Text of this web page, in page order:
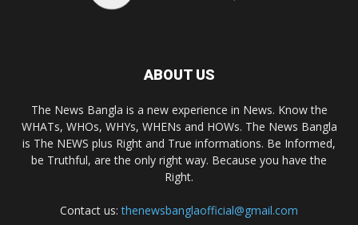
ABOUT US
The News Bangla is a new experience in News. Know the
WHATs, WHOs, WHYs, WHENs and HOWs. The News Bangla
is The NEWS plus Right and True informations. Be Informed,
be Truthful, are the only right way. Because you have the
Right.
Contact us:thenewsbanglaofficial@gmail.com